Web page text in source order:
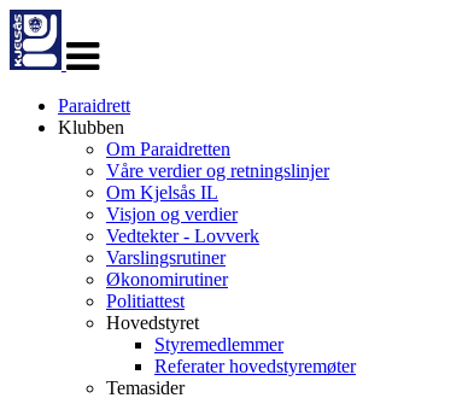
navigasjon
Paraidrett
Klubben
Om Paraidretten
Våre verdier og retningslinjer
Om Kjelsås IL
Visjon og verdier
Vedtekter - Lovverk
Varslingsrutiner
Økonomirutiner
Politiattest
Hovedstyret
Styremedlemmer
Referater hovedstyremøter
Temasider